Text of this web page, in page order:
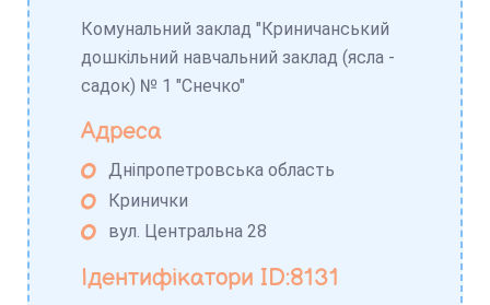
Комунальний заклад "Криничанський
дошкільний навчальний заклад (ясла -
садок) № 1 "Снечко"
Адреса
Дніпропетровська область
Кринички
вул. Центральна 28
Ідентифікатори ID:8131